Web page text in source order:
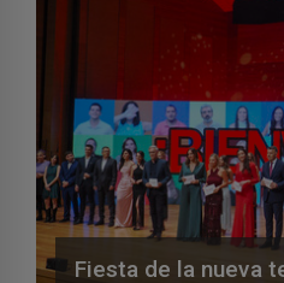
Fiesta de la nueva